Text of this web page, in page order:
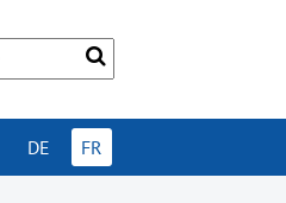
DE FR